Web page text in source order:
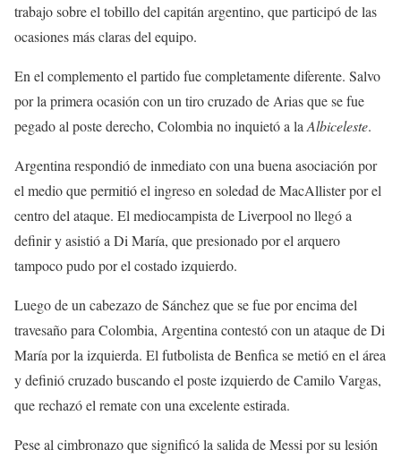
trabajo sobre el tobillo del capitán argentino, que participó de las
ocasiones más claras del equipo.
En el complemento el partido fue completamente diferente. Salvo
por la primera ocasión con un tiro cruzado de Arias que se fue
pegado al poste derecho, Colombia no inquietó a la Albiceleste.
Argentina respondió de inmediato con una buena asociación por
el medio que permitió el ingreso en soledad de MacAllister por el
centro del ataque. El mediocampista de Liverpool no llegó a
definir y asistió a Di María, que presionado por el arquero
tampoco pudo por el costado izquierdo.
Luego de un cabezazo de Sánchez que se fue por encima del
travesaño para Colombia, Argentina contestó con un ataque de Di
María por la izquierda. El futbolista de Benfica se metió en el área
y definió cruzado buscando el poste izquierdo de Camilo Vargas,
que rechazó el remate con una excelente estirada.
Pese al cimbronazo que significó la salida de Messi por su lesión